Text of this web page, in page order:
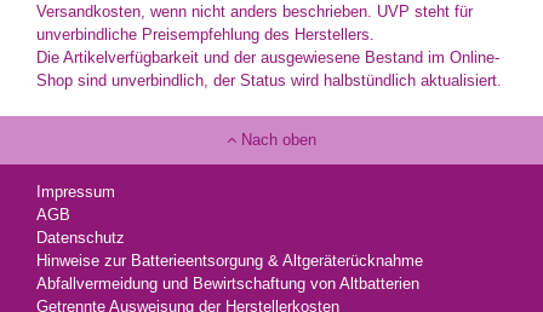
Versandkosten, wenn nicht anders beschrieben. UVP steht für
unverbindliche Preisempfehlung des Herstellers.
Die Artikelverfügbarkeit und der ausgewiesene Bestand im Online-
Shop sind unverbindlich, der Status wird halbstündlich aktualisiert.
Nach oben
Impressum
AGB
Datenschutz
Hinweise zur Batterieentsorgung & Altgeräterücknahme
Abfallvermeidung und Bewirtschaftung von Altbatterien
Getrennte Ausweisung der Herstellerkosten